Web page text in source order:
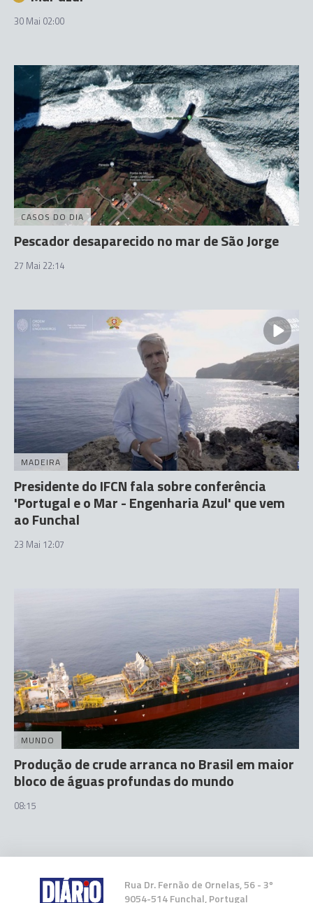
30 Mai 02:00
CASOS DO DIA
Pescador desaparecido no mar de São Jorge
27 Mai 22:14
MADEIRA
Presidente do IFCN fala sobre conferência
'Portugal e o Mar - Engenharia Azul' que vem
ao Funchal
23 Mai 12:07
MUNDO
Produção de crude arranca no Brasil em maior
bloco de águas profundas do mundo
08:15
Rua Dr. Fernão de Ornelas, 56 - 3º
9054-514 Funchal, Portugal